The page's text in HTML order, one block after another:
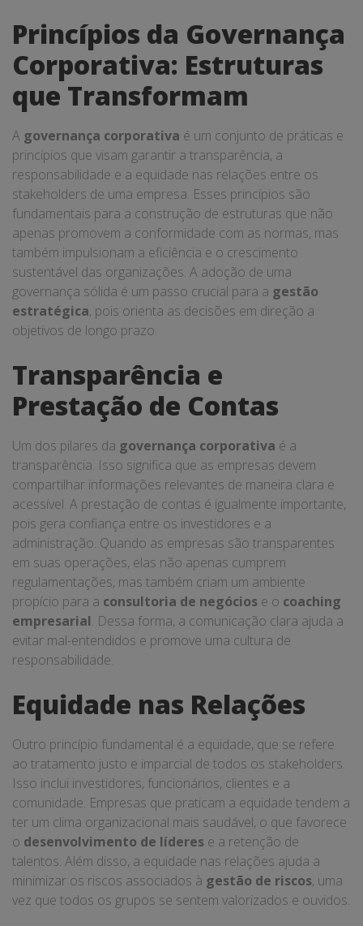
Princípios da Governança
Corporativa: Estruturas
que Transformam
A governança corporativa é um conjunto de práticas e
princípios que visam garantir a transparência, a
responsabilidade e a equidade nas relações entre os
stakeholders de uma empresa. Esses princípios são
fundamentais para a construção de estruturas que não
apenas promovem a conformidade com as normas, mas
também impulsionam a eficiência e o crescimento
sustentável das organizações. A adoção de uma
governança sólida é um passo crucial para a gestão
estratégica, pois orienta as decisões em direção a
objetivos de longo prazo.
Transparência e
Prestação de Contas
Um dos pilares da governança corporativa é a
transparência. Isso significa que as empresas devem
compartilhar informações relevantes de maneira clara e
acessível. A prestação de contas é igualmente importante,
pois gera confiança entre os investidores e a
administração. Quando as empresas são transparentes
em suas operações, elas não apenas cumprem
regulamentações, mas também criam um ambiente
propício para a consultoria de negócios e o coaching
empresarial. Dessa forma, a comunicação clara ajuda a
evitar mal-entendidos e promove uma cultura de
responsabilidade.
Equidade nas Relações
Outro princípio fundamental é a equidade, que se refere
ao tratamento justo e imparcial de todos os stakeholders.
Isso inclui investidores, funcionários, clientes e a
comunidade. Empresas que praticam a equidade tendem a
ter um clima organizacional mais saudável, o que favorece
o desenvolvimento de líderes e a retenção de
talentos. Além disso, a equidade nas relações ajuda a
minimizar os riscos associados à gestão de riscos, uma
vez que todos os grupos se sentem valorizados e ouvidos.